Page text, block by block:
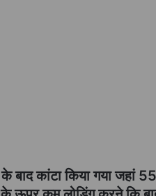
कांटा किया गया जहां